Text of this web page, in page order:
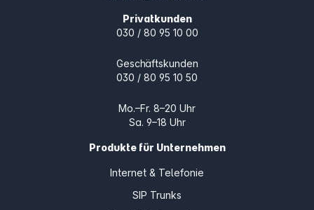
Privatkunden
030 / 80 95 10 00
Geschäftskunden
030 / 80 95 10 50
Mo.–Fr. 8–20 Uhr
Sa. 9–18 Uhr
Produkte für Unternehmen
Internet & Telefonie
SIP Trunks